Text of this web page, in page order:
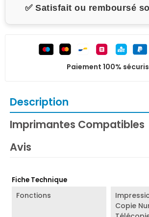
✅ Satisfait ou remboursé
Paiement 100%
Description
Imprimantes Compatibles
Avis
Fiche Technique
Fonctions
Copie